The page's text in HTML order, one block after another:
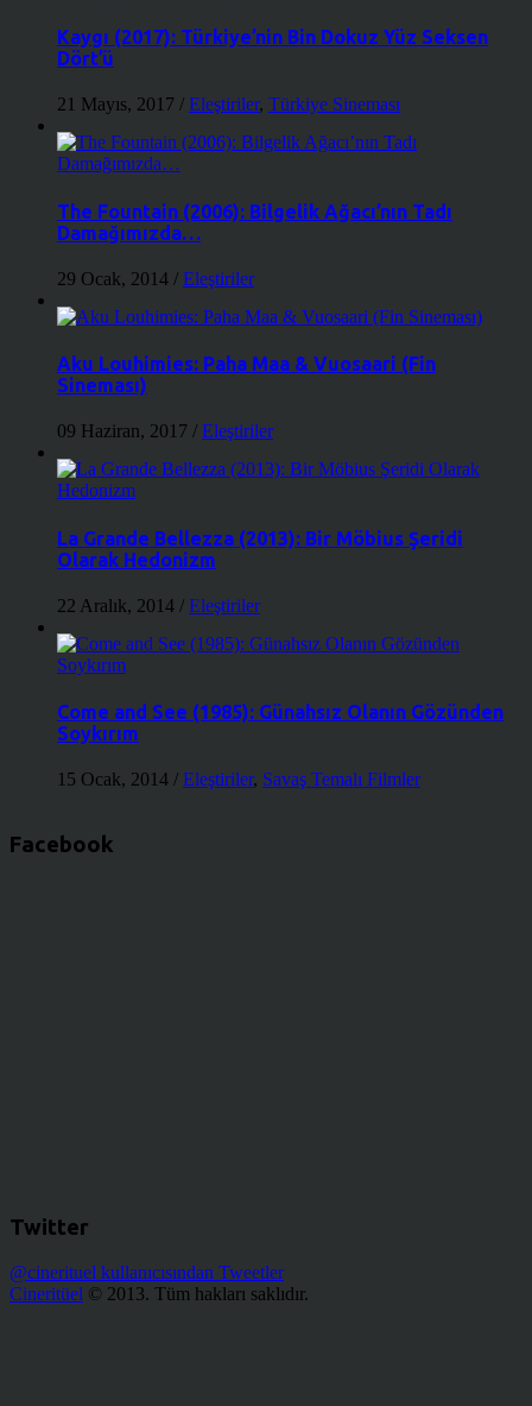
Kaygı (2017): Türkiye’nin Bin Dokuz Yüz Seksen
Dört’ü
21 Mayıs, 2017 / Eleştiriler, Türkiye Sineması
The Fountain (2006): Bilgelik Ağacı’nın Tadı
Damağımızda…
29 Ocak, 2014 / Eleştiriler
Aku Louhimies: Paha Maa & Vuosaari (Fin
Sineması)
09 Haziran, 2017 / Eleştiriler
La Grande Bellezza (2013): Bir Möbius Şeridi
Olarak Hedonizm
22 Aralık, 2014 / Eleştiriler
Come and See (1985): Günahsız Olanın Gözünden
Soykırım
15 Ocak, 2014 / Eleştiriler, Savaş Temalı Filmler
Facebook
Twitter
@cinerituel kullanıcısından Tweetler
Cineritüel © 2013. Tüm hakları saklıdır.